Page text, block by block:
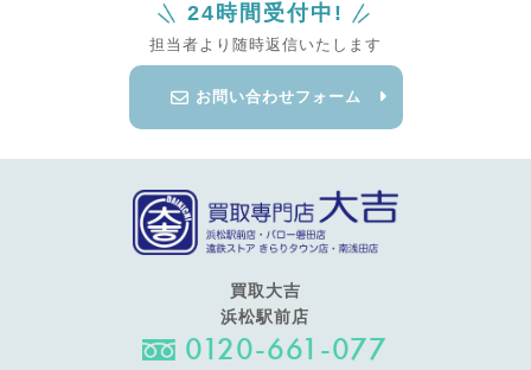
24時間受付中!
担当者より随時返信いたします
お問い合わせフォーム
買取大吉
浜松駅前店
0120-661-077